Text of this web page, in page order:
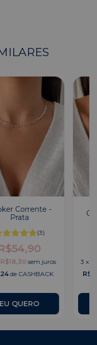
Corrente -
Prata
(3)
R$18,30 sem juros
de CASHBACK
3 x